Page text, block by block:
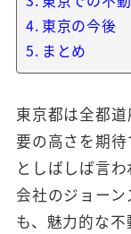
東京の今後
まとめ
東京都は全都
要の高さを期
としばしば言
会社のジョー
も、魅力的な